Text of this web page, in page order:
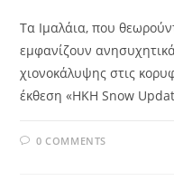
Τα Ιμαλάια, που
εμφανίζουν
χιονοκάλυψης στις
έκθεση «HKH Snow
0 COMMENTS